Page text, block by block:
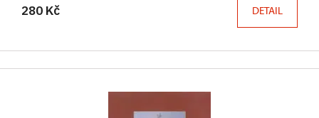
280 Kč DETAIL